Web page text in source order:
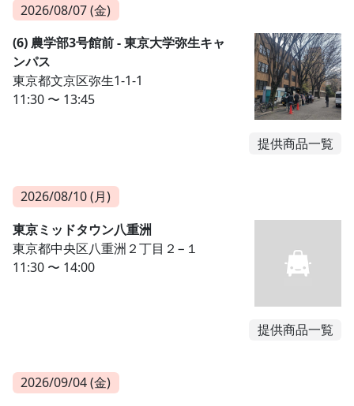
2026/08/07 (金)
(6) 農学部3号館前 - 東京大学弥生キャ
ンパス
東京都文京区弥生1-1-1
11:30 〜 13:45
提供商品一覧
2026/08/10 (月)
東京ミッドタウン八重洲
東京都中央区八重洲２丁目２−１
11:30 〜 14:00
提供商品一覧
2026/09/04 (金)